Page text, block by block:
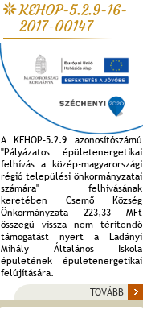
KEHOP-5.2.9-16-
2017-00147
A KEHOP-5.2.9 azonosítószámú
"Pályázatos épületenergetikai
felhívás a közép-magyarországi
régió települési önkormányzatai
számára" felhívásának
keretében Csemő Község
Önkormányzata 223,33 MFt
összegű vissza nem térítendő
támogatást nyert a Ladányi
Mihály Általános Iskola
épületének épületenergetikai
felújítására.
TOVÁBB